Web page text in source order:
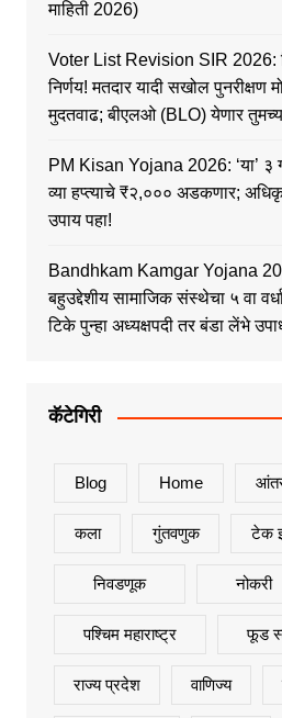
माहिती 2026)
Voter List Revision SIR 2026:
निर्णय! मतदार यादी सखोल पुनरीक्षण
मुदतवाढ; बीएलओ (BLO) येणार
PM Kisan Yojana 2026: ‘या’ ३
व्या हप्त्याचे ₹२,००० अडकणार;
उपाय पहा!
Bandhkam Kamgar Yojana
बहुउद्देशीय सामाजिक संस्थेचा ५ वा
टिके पुन्हा अध्यक्षपदी तर बंडा लेंभे
कॅटेगिरी
Blog Home
कला गुंतवणुक टेक
निवडणूक नोकरी
पश्चिम महाराष्ट्र फूड
राज्य प्रदेश वाणिज्य